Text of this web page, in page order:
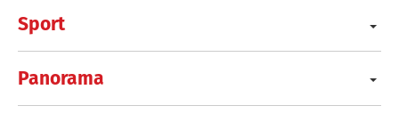
Sport
Panorama